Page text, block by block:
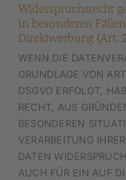
Widerspruchsrecht
in besonderen
Direktwerbung (Art.
WENN DIE
GRUNDLAGE VON
DSGVO ERFOLGT,
RECHT, AUS
BESONDEREN
VERARBEITUNG
DATEN
AUCH FÜR EIN AUF